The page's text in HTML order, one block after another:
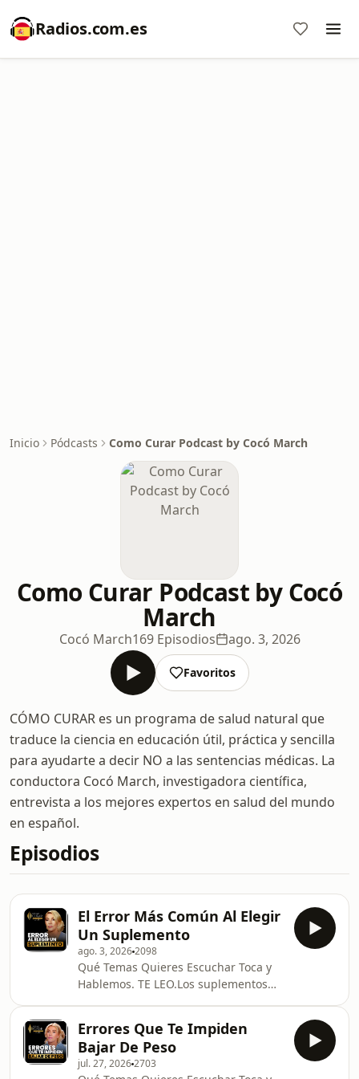
Radios.com.es
Inicio Pódcasts Como Curar Podcast by Cocó March
Como Curar Podcast by Cocó
March
Cocó March169 Episodios ago. 3, 2026
Favoritos
CÓMO CURAR es un programa de salud natural que
traduce la ciencia en educación útil, práctica y sencilla
para ayudarte a decir NO a las sentencias médicas. La
conductora Cocó March, investigadora científica,
entrevista a los mejores expertos en salud del mundo
en español.
Episodios
El Error Más Común Al Elegir
Un Suplemento
ago. 3, 20262098
Qué Temas Quieres Escuchar Toca y
Hablemos. TE LEO.Los suplementos
no siempre es tan sencillo como
comparar precios o leer una etiqueta.
Existen diferencias importantes entre
Errores Que Te Impiden
Bajar De Peso
jul. 27, 20262703